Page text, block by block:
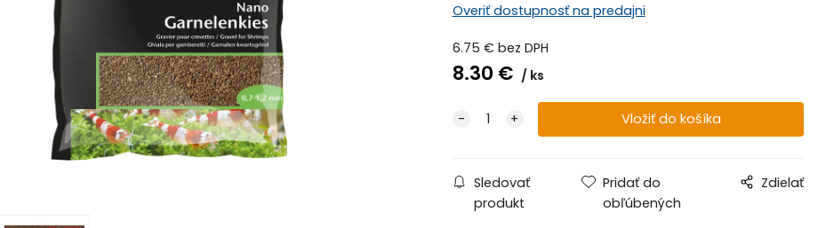
Overiť dostupnosť na predajni
6.75 € bez DPH
8.30 € ks
Sledovať
produkt
Pridať do
obľúbených
Zdielať